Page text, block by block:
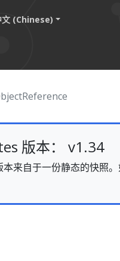
文 (Chinese)
版本： v1.34
来自于一份静态的快照。